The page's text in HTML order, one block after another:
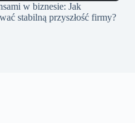
w biznesie: Jak
stabilną przyszłość firmy?